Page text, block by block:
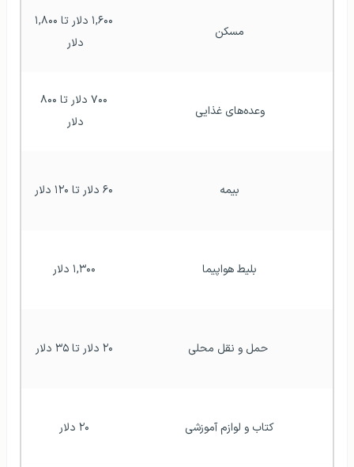
مسکن
دلار
وعده‌های غذایی
دلار
بیمه
بلیط هواپیما